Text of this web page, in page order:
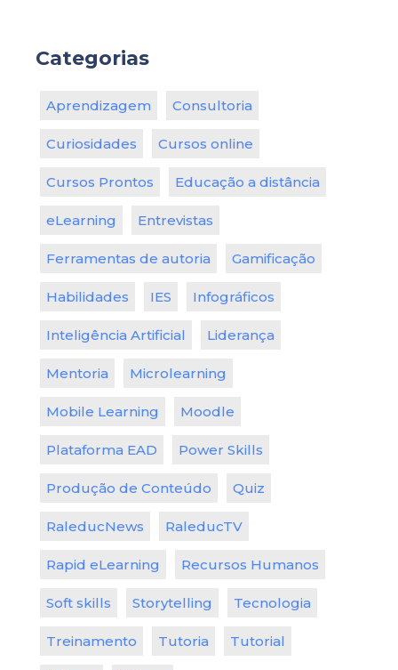
Categorias
Aprendizagem Consultoria
Curiosidades Cursos online
Cursos Prontos Educação a distância
eLearning Entrevistas
Ferramentas de autoria Gamificação
Habilidades IES Infográficos
Inteligência Artificial Liderança
Mentoria Microlearning
Mobile Learning Moodle
Plataforma EAD Power Skills
Produção de Conteúdo Quiz
RaleducNews RaleducTV
Rapid eLearning Recursos Humanos
Soft skills Storytelling Tecnologia
Treinamento Tutoria Tutorial